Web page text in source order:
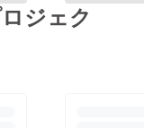
ジェク